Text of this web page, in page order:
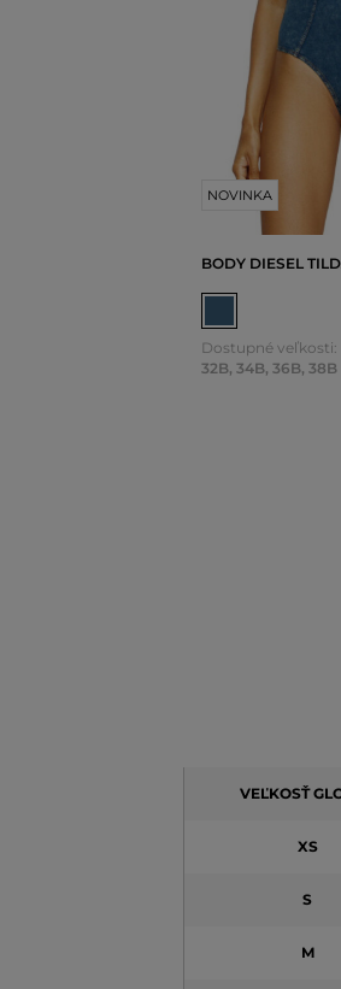
NOVINKA
BODY DIESEL
Dostupné veľkosti:
32B, 34B, 36B, 38B
VEĽKOSŤ
XS
S
M